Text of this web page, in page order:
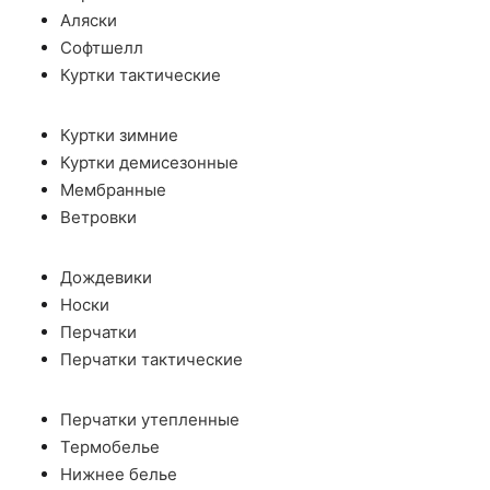
Аляски
Софтшелл
Куртки тактические
Куртки зимние
Куртки демисезонные
Мембранные
Ветровки
Дождевики
Носки
Перчатки
Перчатки тактические
Перчатки утепленные
Термобелье
Нижнее белье